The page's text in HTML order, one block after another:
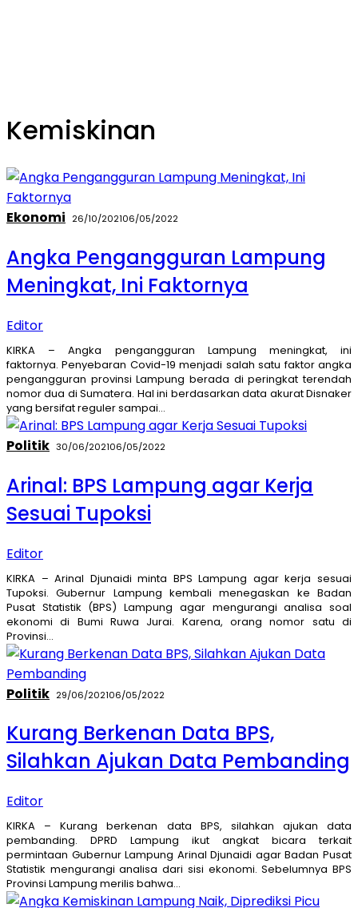
Kemiskinan
Ekonomi 26/10/202106/05/2022
Angka Pengangguran Lampung
Meningkat, Ini Faktornya
Editor
KIRKA – Angka pengangguran Lampung meningkat, ini
faktornya. Penyebaran Covid-19 menjadi salah satu faktor angka
pengangguran provinsi Lampung berada di peringkat terendah
nomor dua di Sumatera. Hal ini berdasarkan data akurat Disnaker
yang bersifat reguler sampai…
Politik 30/06/202106/05/2022
Arinal: BPS Lampung agar Kerja
Sesuai Tupoksi
Editor
KIRKA – Arinal Djunaidi minta BPS Lampung agar kerja sesuai
Tupoksi. Gubernur Lampung kembali menegaskan ke Badan
Pusat Statistik (BPS) Lampung agar mengurangi analisa soal
ekonomi di Bumi Ruwa Jurai. Karena, orang nomor satu di
Provinsi…
Politik 29/06/202106/05/2022
Kurang Berkenan Data BPS,
Silahkan Ajukan Data Pembanding
Editor
KIRKA – Kurang berkenan data BPS, silahkan ajukan data
pembanding. DPRD Lampung ikut angkat bicara terkait
permintaan Gubernur Lampung Arinal Djunaidi agar Badan Pusat
Statistik mengurangi analisa dari sisi ekonomi. Sebelumnya BPS
Provinsi Lampung merilis bahwa…